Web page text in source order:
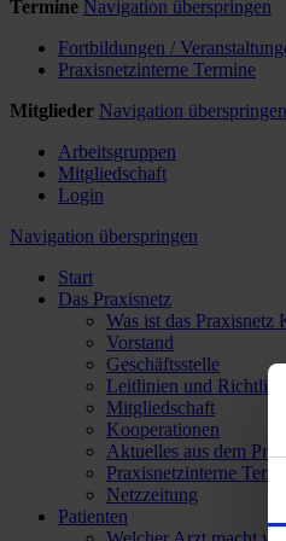
Termine Navigation überspringen
Fortbildungen /
Praxisnetzinterne Termine
Mitglieder Navigation überspringen
Arbeitsgruppen
Mitgliedschaft
Login
Navigation überspringen
Start
Das Praxisnetz
Was ist das Praxisnetz
Vorstand
Geschäftsstelle
Leitlinien und
Mitgliedschaft
Kooperationen
Aktuelles aus dem
Praxisnetzinterne
Netzzeitung
Patienten